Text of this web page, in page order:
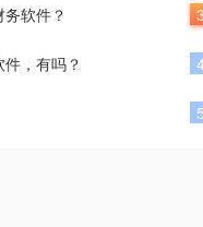
软件？
，有吗？